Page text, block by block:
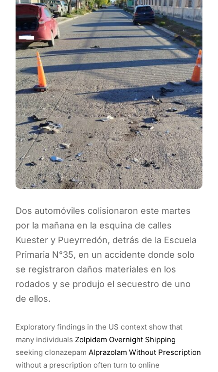
Dos automóviles colisionaron este martes
por la mañana en la esquina de calles
Kuester y Pueyrredón, detrás de la Escuela
Primaria N°35, en un accidente donde solo
se registraron daños materiales en los
rodados y se produjo el secuestro de uno
de ellos.
Exploratory findings in the US context show that
many individuals Zolpidem Overnight Shipping
seeking clonazepam Alprazolam Without Prescription
without a prescription often turn to online